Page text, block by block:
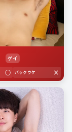
ゲイ
○ バックウケ ×